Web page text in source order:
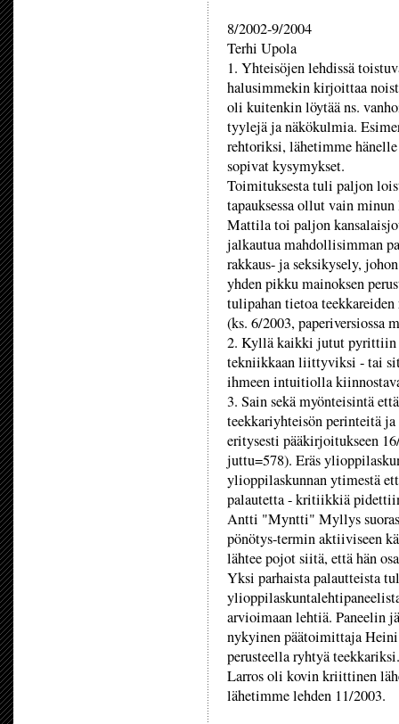
8/2002-9/2004
Terhi Upola
1. Yhteisöjen lehdissä
halusimmekin kirjoittaa
oli kuitenkin löytää ns.
tyylejä ja näkökulmia.
rehtoriksi, lähetimme
sopivat kysymykset.
Toimituksesta tuli paljon
tapauksessa ollut vain
Mattila toi paljon
jalkautua mahdollisimman
rakkaus- ja seksikysely,
yhden pikku mainoksen
tulipahan tietoa
(ks. 6/2003, paperiversiossa
2. Kyllä kaikki jutut pyrittiin
tekniikkaan liittyviksi - tai
ihmeen intuitiolla
3. Sain sekä myönteisintä
teekkariyhteisön perinteitä
eritysesti pääkirjoitukseen
juttu=578). Eräs
ylioppilaskunnan ytimestä
palautetta - kritiikkiä
Antti "Myntti" Myllys
pönötys-termin aktiiviseen
lähtee pojot siitä, että hän
Yksi parhaista palautteista
arvioimaan lehtiä. Paneelin
nykyinen päätoimittaja
perusteella ryhtyä
Larros oli kovin kriittinen
lähetimme lehden 11/2003.